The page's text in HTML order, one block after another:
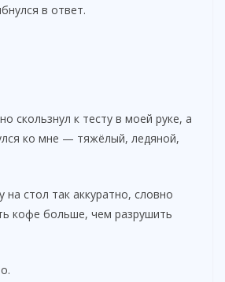
в ответ.
скользнул к тесту в моей руке, а
ко мне — тяжёлый, ледяной,
на стол так аккуратно, словно
кофе больше, чем разрушить